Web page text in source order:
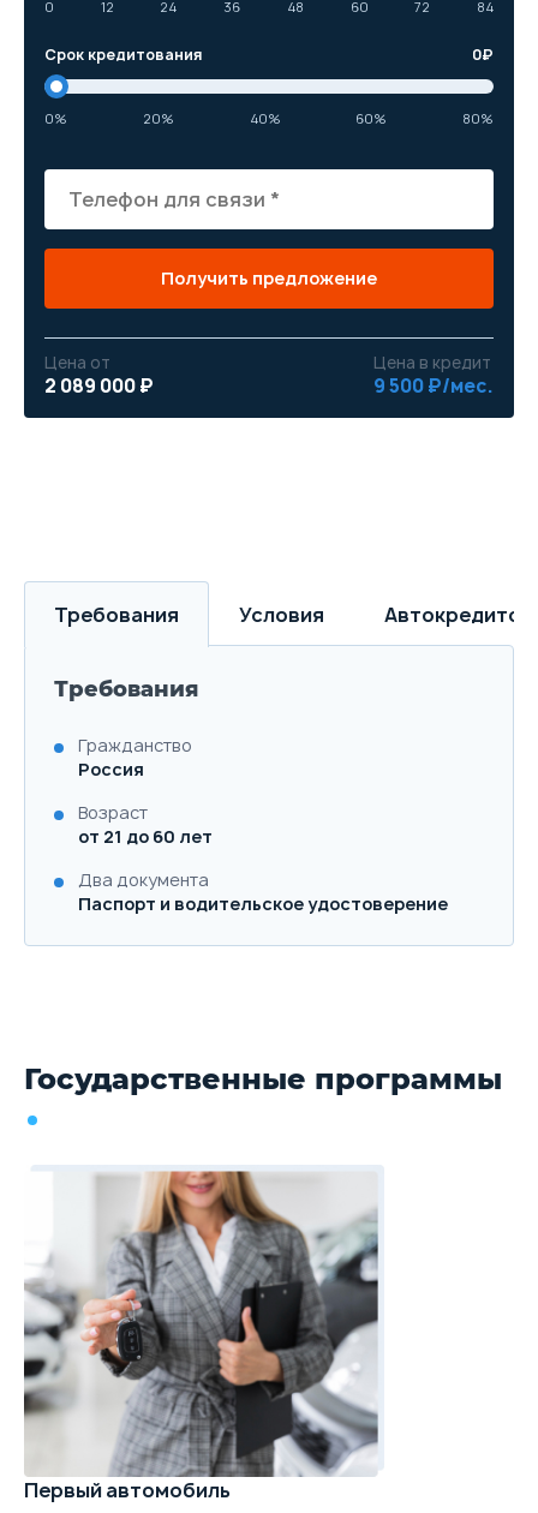
0 12 24 36 48 60 72 84
Срок кредитования 0₽
0% 20% 40% 60% 80%
Получить предложение
Цена от
2 089 000 ₽
Цена в кредит
9 500 ₽/мес.
Требования Условия
Требования
Гражданство
Россия
Возраст
от 21 до 60 лет
Два документа
Паспорт и водительское удостоверение
Государственные программы
Первый автомобиль